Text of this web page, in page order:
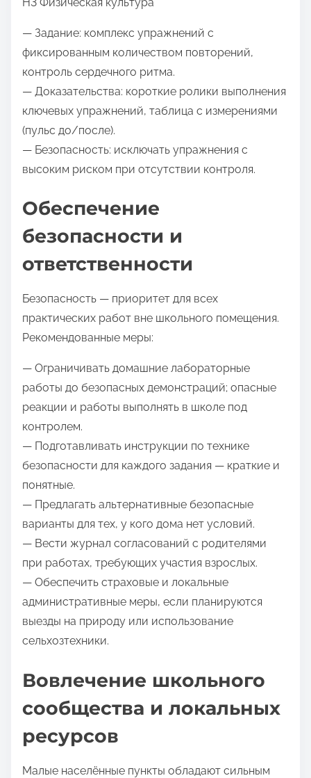
— Задание: комплекс упражнений с
фиксированным количеством повторений,
контроль сердечного ритма.
— Доказательства: короткие ролики выполнения
ключевых упражнений, таблица с измерениями
(пульс до/после).
— Безопасность: исключать упражнения с
высоким риском при отсутствии контроля.
Обеспечение
безопасности и
ответственности
Безопасность — приоритет для всех
практических работ вне школьного помещения.
Рекомендованные меры:
— Ограничивать домашние лабораторные
работы до безопасных демонстраций; опасные
реакции и работы выполнять в школе под
контролем.
— Подготавливать инструкции по технике
безопасности для каждого задания — краткие и
понятные.
— Предлагать альтернативные безопасные
варианты для тех, у кого дома нет условий.
— Вести журнал согласований с родителями
при работах, требующих участия взрослых.
— Обеспечить страховые и локальные
административные меры, если планируются
выезды на природу или использование
сельхозтехники.
Вовлечение школьного
сообщества и локальных
ресурсов
Малые населённые пункты обладают сильным